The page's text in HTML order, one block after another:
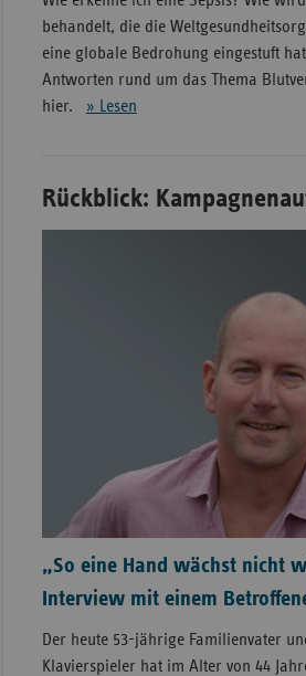
behandelt, die die
eine globale Bedrohung eingestuft
Antworten rund um das Thema
hier. » Lesen
Rückblick:
„So eine Hand wächst nicht
Interview mit einem
Der heute 53-jährige Familienvater
Klavierspieler hat im Alter von 44